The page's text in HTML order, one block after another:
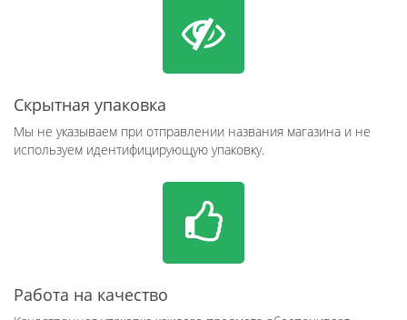
Скрытная упаковка
Мы не указываем при отправлении названия магазина и не
используем идентифицирующую упаковку.
Работа на качество